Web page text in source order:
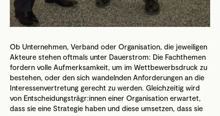
Ob Unternehmen, Verband oder Organisation, die jeweiligen
Akteure stehen oftmals unter Dauerstrom: Die Fachthemen
fordern volle Aufmerksamkeit, um im Wettbewerbsdruck zu
bestehen, oder den sich wandelnden Anforderungen an die
Interessenvertretung gerecht zu werden. Gleichzeitig wird
von Entscheidungsträgr:innen einer Organisation erwartet,
dass sie eine Strategie haben und diese umsetzen, dass sie